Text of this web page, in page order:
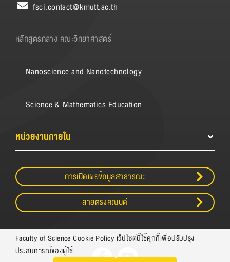
fsci.contact@kmutt.ac.th
หลักสูตรกลาง คณะวิทยาศาสตร์
Nanoscience and Nanotechnology
Science & Mathematics Education
หน่วยงานภายใน
การเปิดเผยข้อมูลสาธารณะ
สายตรงคณบดี
Faculty of Science Cookie Policy เว็ปไซต์นี้ใช้คุกกี้เพื่อปรับปรุง
ประสบการณ์ของผู้ใช้